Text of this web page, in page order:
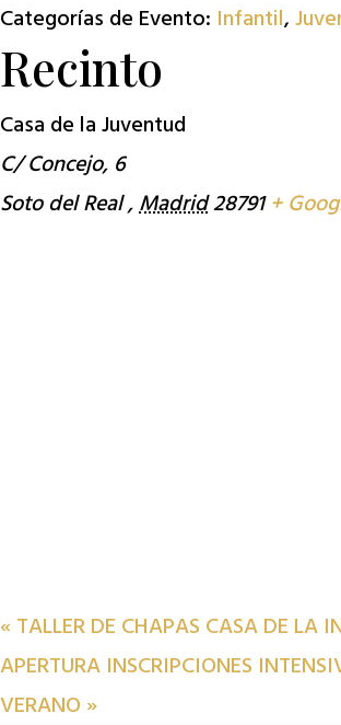
Categorías de Evento: Infantil,
Recinto
Casa de la Juventud
C/ Concejo, 6
Soto del Real,Madrid28791 +
«TALLER DE CHAPAS CASA DE LA
APERTURA INSCRIPCIONES
VERANO »